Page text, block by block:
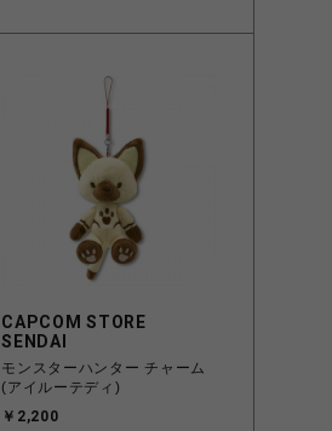
CAPCOM STORE
SENDAI
モンスターハンター チャーム
(アイルーテディ)
￥2,200